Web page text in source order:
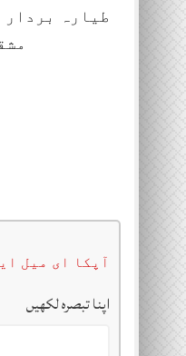
طیارہ بردار
آپکا ای میل
اپنا تبصرہ لکھیں